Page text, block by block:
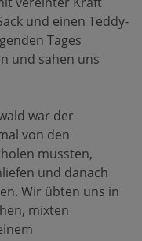
und einen Teddy-
Tages
und sahen uns
war der
von den
mussten,
und danach
Wir übten uns in
mixten